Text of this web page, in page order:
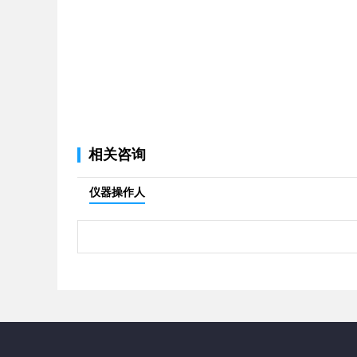
相关咨询
仪器操作人